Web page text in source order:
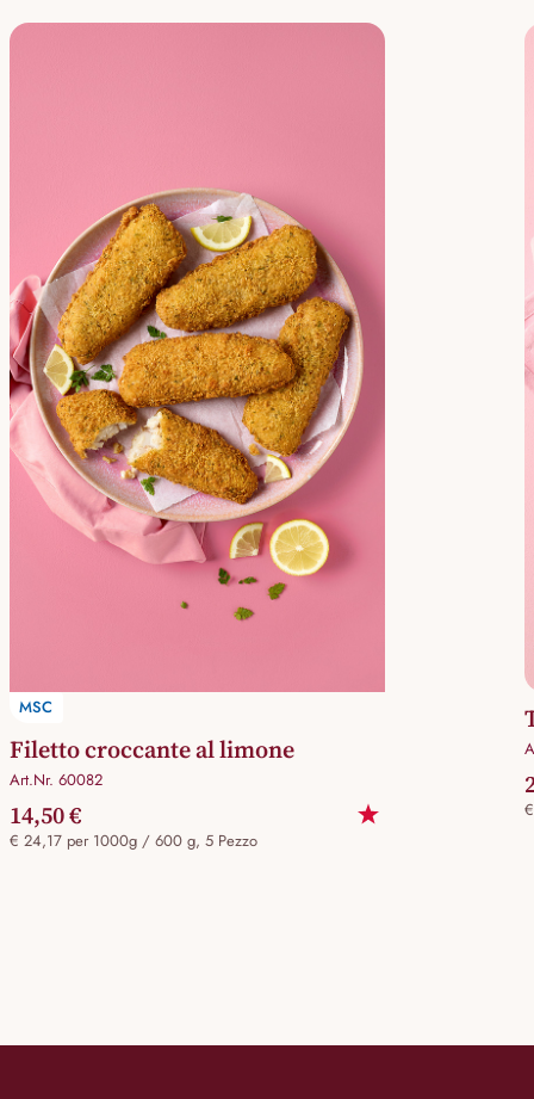
MSC
Filetto croccante al limone
Art.Nr. 60082
14,50 €
€ 24,17 per 1000g / 600 g, 5 Pezzo